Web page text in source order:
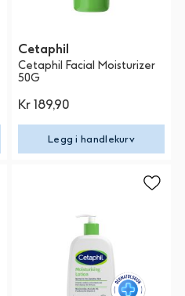
Cetaphil
Cetaphil Facial Moisturizer
50G
Kr 189,90
Legg i handlekurv